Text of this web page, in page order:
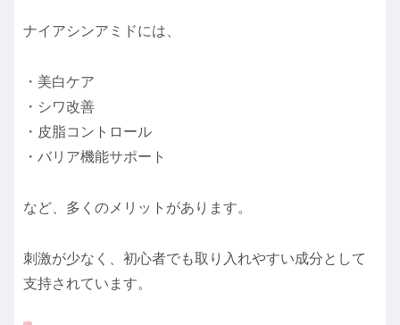
ナイアシンアミドには、
・美白ケア
・シワ改善
・皮脂コントロール
・バリア機能サポート
など、多くのメリットがあります。
刺激が少なく、初心者でも取り入れやすい成分として
支持されています。